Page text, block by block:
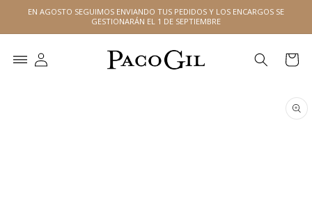
directamente
EN AGOSTO SEGUIMOS ENVIANDO TUS PEDIDOS Y LOS ENCARGOS SE
GESTIONARÁN EL 1 DE SEPTIEMBRE
Carrito